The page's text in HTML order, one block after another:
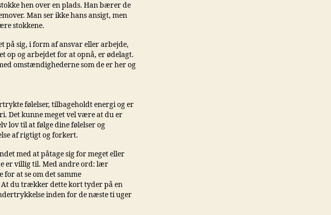
hen over en plads. Han bærer de
Man ser ikke hans ansigt, men
stokkene.
på sig, i form af ansvar eller arbejde,
op og arbejdet for at opnå, er ødelagt.
omstændighederne som de er her og
følelser, tilbageholdt energi og er
Det kunne meget vel være at du er
lov til at følge dine følelser og
af rigtigt og forkert.
med at påtage sig for meget eller
er villig til. Med andre ord: lær
at se om det samme
At du trækker dette kort tyder på en
inden for de næste ti uger